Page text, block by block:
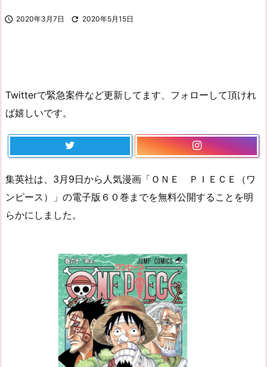
 2020年3月7日  2020年5月15日
Twitterで緊急案件など更新してます、フォローして頂けれ
ば嬉しいです。
集英社は、3月9日から人気漫画「ＯＮＥ ＰＩＥＣＥ（ワ
ンピース）」の電子版６０巻までを無料公開することを明
らかにしました。